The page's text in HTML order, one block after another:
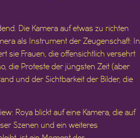
Die Kamera auf etwas zu richten
als Instrument der Zeugenschaft: In
sie Frauen, die offensichtlich versehrt
die Proteste der jüngsten Zeit (aber
und der Sichtbarkeit der Bilder, die
Roya blickt auf eine Kamera, die auf
Szenen und ein weiteres